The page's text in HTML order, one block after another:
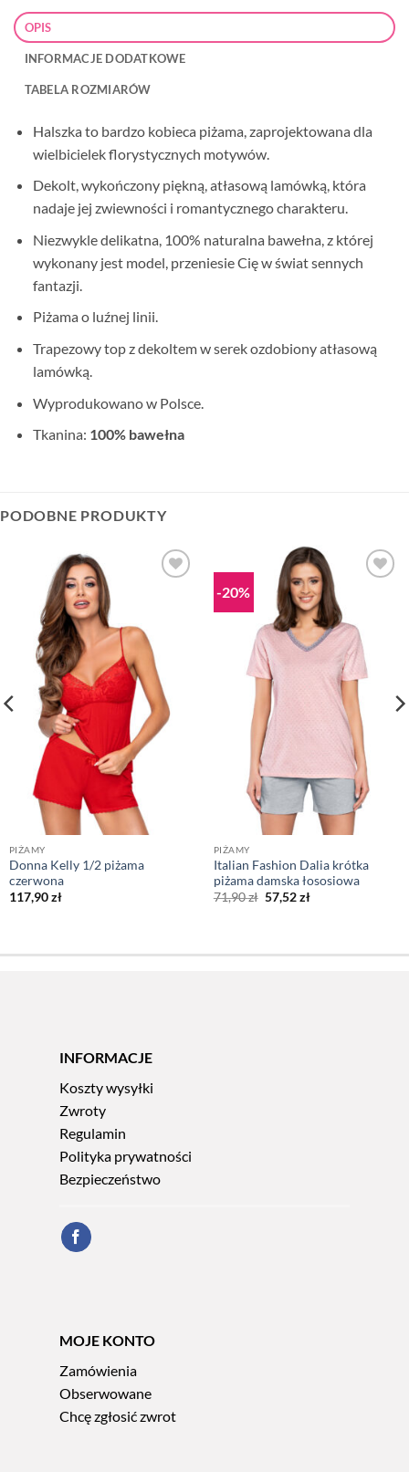
OPIS
INFORMACJE DODATKOWE
TABELA ROZMIARÓW
Halszka to bardzo kobieca piżama, zaprojektowana dla
wielbicielek florystycznych motywów.
Dekolt, wykończony piękną, atłasową lamówką, która
nadaje jej zwiewności i romantycznego charakteru.
Niezwykle delikatna, 100% naturalna bawełna, z której
wykonany jest model, przeniesie Cię w świat sennych
fantazji.
Piżama o luźnej linii.
Trapezowy top z dekoltem w serek ozdobiony atłasową
lamówką.
Wyprodukowano w Polsce.
Tkanina: 100% bawełna
PODOBNE PRODUKTY
PIŻAMY
Donna Kelly 1/2 piżama
czerwona
117,90zł
-20%
PIŻAMY
Italian Fashion Dalia krótka
piżama damska łososiowa
71,90zł Pierwotna
cena
57,52złAktualna
INFORMACJE
Koszty wysyłki
Zwroty
Regulamin
Polityka prywatności
Bezpieczeństwo
MOJE KONTO
Zamówienia
Obserwowane
Chcę zgłosić zwrot